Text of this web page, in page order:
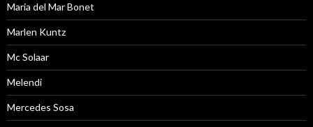
Maria del Mar Bonet
Marlen Kuntz
Mc Solaar
Melendi
Mercedes Sosa